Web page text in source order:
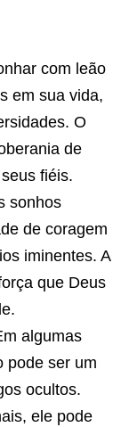
com leão
em sua vida,
O
de
fiéis.
sonhos
de coragem
iminentes. A
que Deus
algumas
pode ser um
ocultos.
ele pode